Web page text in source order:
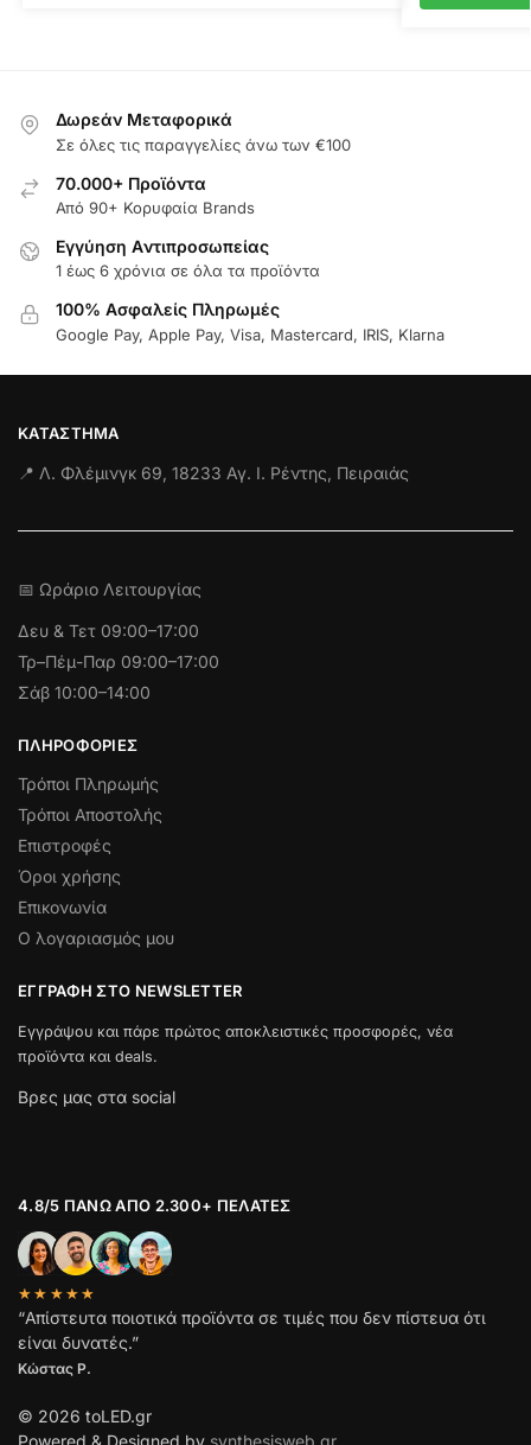
Δωρεάν Μεταφορικά
Σε όλες τις παραγγελίες άνω των €100
70.000+ Προϊόντα
Από 90+ Κορυφαία Brands
Εγγύηση Aντιπροσωπείας
1 έως 6 χρόνια σε όλα τα προϊόντα
100% Ασφαλείς Πληρωμές
Google Pay, Apple Pay, Visa, Mastercard, IRIS, Klarna
ΚΑΤΆΣΤΗΜΑ
📍 Λ. Φλέμινγκ 69, 18233 Αγ. Ι. Ρέντης, Πειραιάς
📅 Ωράριο Λειτουργίας
Δευ & Τετ 09:00–17:00
Τρ–Πέμ-Παρ 09:00–17:00
Σάβ 10:00–14:00
ΠΛΗΡΟΦΟΡΊΕΣ
Τρόποι Πληρωμής
Τρόποι Αποστολής
Επιστροφές
Όροι χρήσης
Επικονωνία
Ο λογαριασμός μου
ΕΓΓΡΑΦΉ ΣΤΟ NEWSLETTER
Εγγράψου και πάρε πρώτος αποκλειστικές προσφορές, νέα
προϊόντα και deals.
Βρες μας στα social
4.8/5 ΠΆΝΩ ΑΠΌ 2.300+ ΠΕΛΆΤΕΣ
★★★★★
“Απίστευτα ποιοτικά προϊόντα σε τιμές που δεν πίστευα ότι
είναι δυνατές.”
Κώστας Ρ.
© 2026 toLED.gr
Powered & Designed by synthesisweb.gr